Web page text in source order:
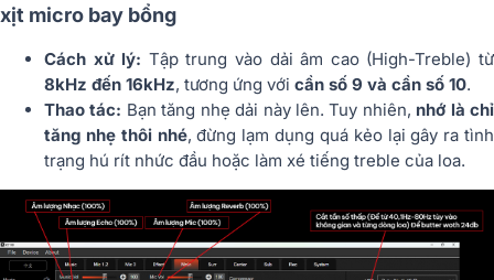
xịt micro bay bổng
Cách xử lý: Tập trung vào dải âm cao (High-Treble) từ
8kHz đến 16kHz, tương ứng với cần số 9 và cần số 10.
Thao tác: Bạn tăng nhẹ dải này lên. Tuy nhiên, nhớ là chỉ
tăng nhẹ thôi nhé, đừng lạm dụng quá kẻo lại gây ra tình
trạng hú rít nhức đầu hoặc làm xé tiếng treble của loa.